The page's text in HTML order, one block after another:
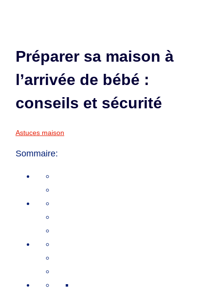
Préparer sa maison à
l’arrivée de bébé :
conseils et sécurité
Astuces maison
Sommaire: